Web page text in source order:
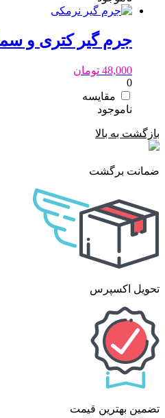
جرم گیر کتری و
48,000 تومان
0
مقایسه
بازگشت به بالا
ضمانت برگشت
تحویل اکسپرس
تضمین بهترین قیمت